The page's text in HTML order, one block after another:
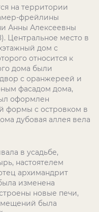
на территории
фрейлины
Анны Алексеевны
Центральное место в
дом с
относится к
дома были
с оранжереей и
фасадом дома,
оформлен
формы с островком в
дубовая аллея вела
в усадьбе,
настоятелем
архимандрит
изменена
новые печи,
была